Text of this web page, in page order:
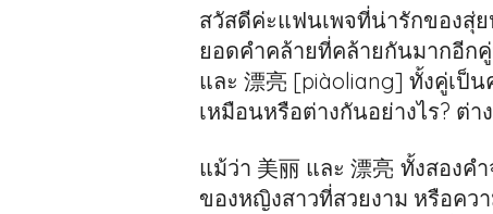
สวัสดีค่ะแฟนเพจที่น่ารักของสุ่
ยอดคำคล้ายที่คล้ายกันมากอีก
และ 漂亮 [piàoliang] ทั้งคู่เป็
เหมือนหรือต่างกันอย่างไร? ต่
แม้ว่า 美丽 และ 漂亮 ทั้งสองค
ของหญิงสาวที่สวยงาม หรือคว